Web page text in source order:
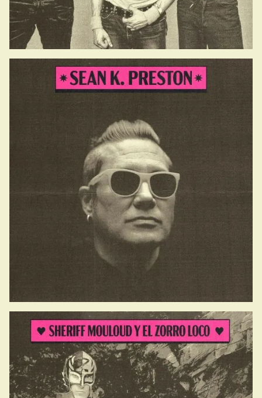
17.30-18.20 & 21.30-22.10
16.15-17.00